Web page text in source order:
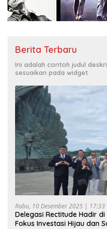
Berita Terbaru
Ini adalah contoh judul
sesuaikan pada widget
Rabu, 10 Desember 2025 | 17:33
Delegasi Rectitude Hadir di
Fokus Investasi Hijau dan